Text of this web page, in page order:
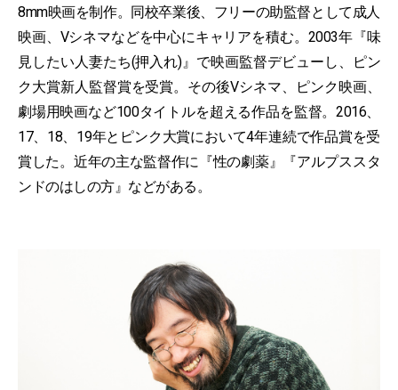
8mm映画を制作。同校卒業後、フリーの助監督として成人
映画、Vシネマなどを中心にキャリアを積む。2003年『味
見したい人妻たち(押入れ)』で映画監督デビューし、ピン
ク大賞新人監督賞を受賞。その後Vシネマ、ピンク映画、
劇場用映画など100タイトルを超える作品を監督。2016、
17、18、19年とピンク大賞において4年連続で作品賞を受
賞した。近年の主な監督作に『性の劇薬』『アルプススタ
ンドのはしの方』などがある。